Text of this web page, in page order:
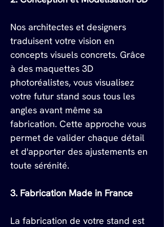
Nos architectes et designers
traduisent votre vision en
concepts visuels concrets. Grâce
à des maquettes 3D
photoréalistes, vous visualisez
votre futur stand sous tous les
angles avant même sa
fabrication. Cette approche vous
permet de valider chaque détail
et d'apporter des ajustements en
toute sérénité.
3. Fabrication Made in France
La fabrication de votre stand est